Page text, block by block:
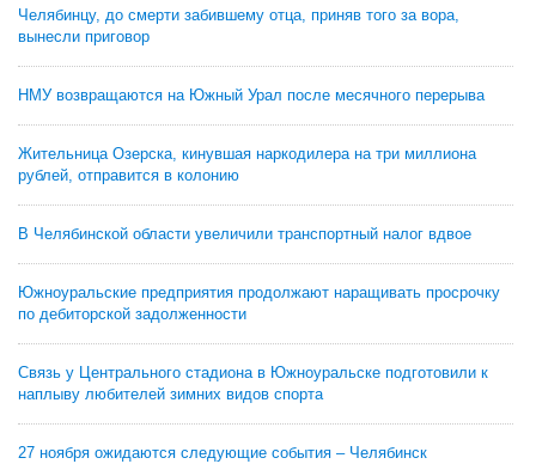
Челябинцу, до смерти забившему отца, приняв того за вора,
вынесли приговор
НМУ возвращаются на Южный Урал после месячного перерыва
Жительница Озерска, кинувшая наркодилера на три миллиона
рублей, отправится в колонию
В Челябинской области увеличили транспортный налог вдвое
Южноуральские предприятия продолжают наращивать просрочку
по дебиторской задолженности
Связь у Центрального стадиона в Южноуральске подготовили к
наплыву любителей зимних видов спорта
27 ноября ожидаются следующие события – Челябинск